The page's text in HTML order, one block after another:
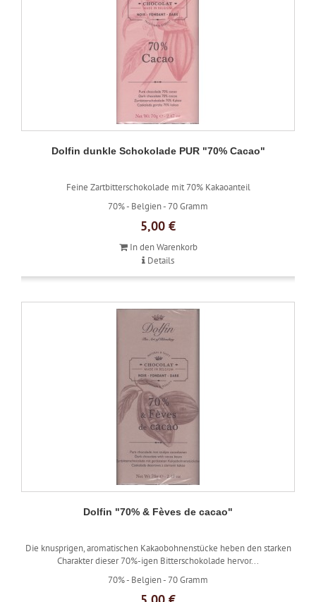
Dolfin dunkle Schokolade PUR "70% Cacao"
Feine Zartbitterschokolade mit 70% Kakaoanteil
70% - Belgien -70 Gramm
5,00 €
In den Warenkorb
Details
Dolfin "70% & Fèves de cacao"
Die knusprigen, aromatischen Kakaobohnenstücke heben den starken
Charakter dieser 70%-igen Bitterschokolade hervor...
70% - Belgien -70 Gramm